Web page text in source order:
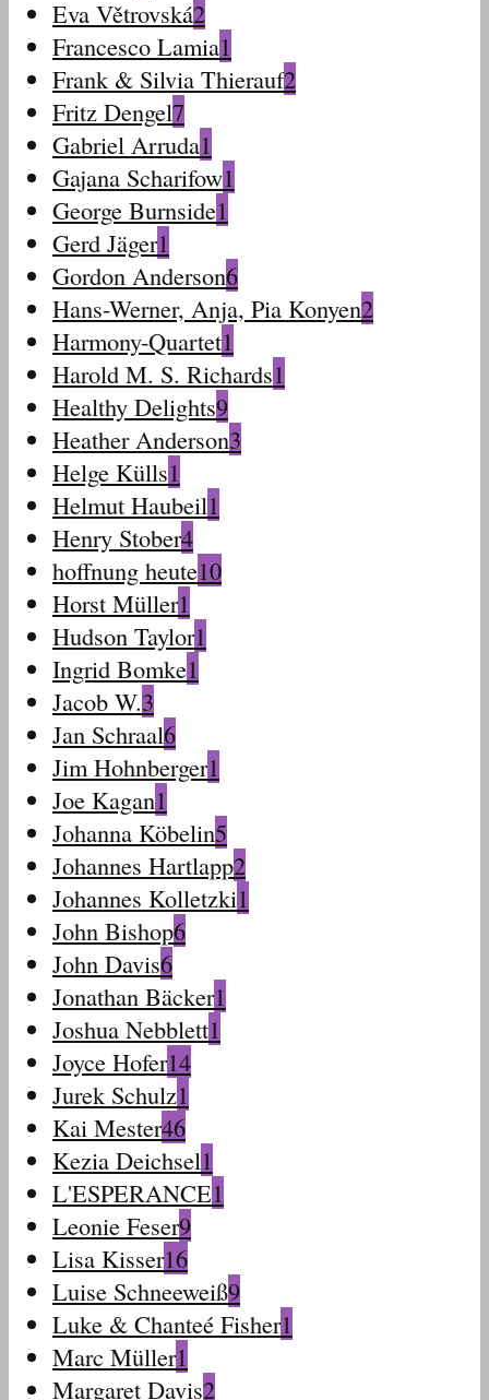
Eva Větrovská2
Francesco Lamia1
Frank & Silvia Thierauf2
Fritz Dengel7
Gabriel Arruda1
Gajana Scharifow1
George Burnside1
Gerd Jäger1
Gordon Anderson6
Hans-Werner, Anja, Pia Konyen2
Harmony-Quartet1
Harold M. S. Richards1
Healthy Delights9
Heather Anderson3
Helge Külls1
Helmut Haubeil1
Henry Stober4
hoffnung heute10
Horst Müller1
Hudson Taylor1
Ingrid Bomke1
Jacob W.3
Jan Schraal6
Jim Hohnberger1
Joe Kagan1
Johanna Köbelin5
Johannes Hartlapp2
Johannes Kolletzki1
John Bishop6
John Davis6
Jonathan Bäcker1
Joshua Nebblett1
Joyce Hofer14
Jurek Schulz1
Kai Mester46
Kezia Deichsel1
L'ESPERANCE1
Leonie Feser9
Lisa Kisser16
Luise Schneeweiß9
Luke & Chanteé Fisher1
Marc Müller1
Margaret Davis2